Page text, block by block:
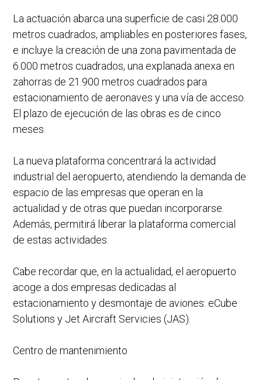
La actuación abarca una superficie de casi 28.000
metros cuadrados, ampliables en posteriores fases,
e incluye la creación de una zona pavimentada de
6.000 metros cuadrados, una explanada anexa en
zahorras de 21.900 metros cuadrados para
estacionamiento de aeronaves y una vía de acceso.
El plazo de ejecución de las obras es de cinco
meses.
La nueva plataforma concentrará la actividad
industrial del aeropuerto, atendiendo la demanda de
espacio de las empresas que operan en la
actualidad y de otras que puedan incorporarse.
Además, permitirá liberar la plataforma comercial
de estas actividades.
Cabe recordar que, en la actualidad, el aeropuerto
acoge a dos empresas dedicadas al
estacionamiento y desmontaje de aviones: eCube
Solutions y Jet Aircraft Servicies (JAS).
Centro de mantenimiento